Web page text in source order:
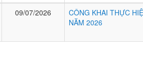
09/07/2026
CÔNG KHAI THỰC
NĂM 2026